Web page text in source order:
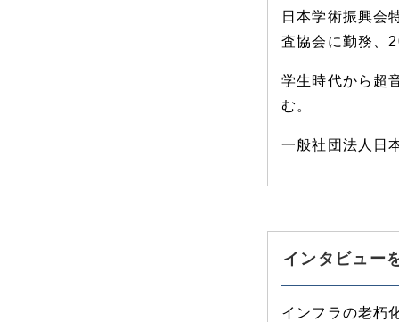
日本学術振興会
査協会に勤務、
学生時代から超
む。
一般社団法人日
インタビュー
インフラの老朽